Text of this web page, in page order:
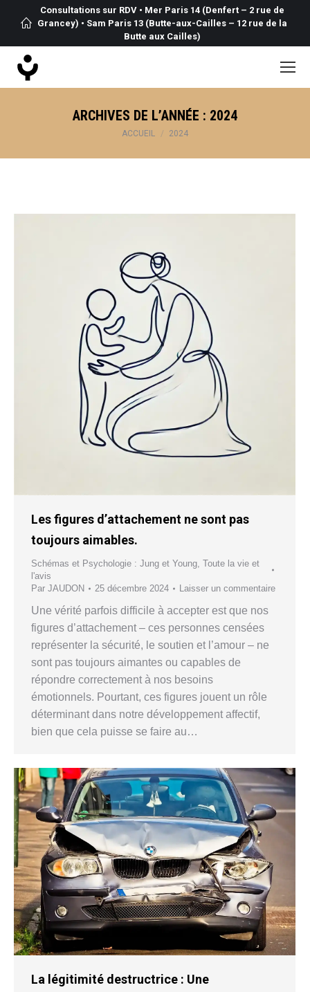
Consultations sur RDV • Mer Paris 14 (Denfert – 2 rue de
Grancey) • Sam Paris 13 (Butte-aux-Cailles – 12 rue de la
Butte aux Cailles)
ARCHIVES DE L’ANNÉE : 2024
Vous êtes ici :
ACCUEIL 2024
Les figures d’attachement ne sont pas
toujours aimables.
Schémas et Psychologie : Jung et Young, Toute la vie et
l'avis
Par JAUDON 25 décembre 2024 Laisser un commentaire
Une vérité parfois difficile à accepter est que nos
figures d’attachement – ces personnes censées
représenter la sécurité, le soutien et l’amour – ne
sont pas toujours aimantes ou capables de
répondre correctement à nos besoins
émotionnels. Pourtant, ces figures jouent un rôle
déterminant dans notre développement affectif,
bien que cela puisse se faire au…
La légitimité destructrice : Une